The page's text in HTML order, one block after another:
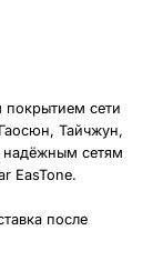
сети
Тайчжун,
надёжным сетям
EasTone.
после